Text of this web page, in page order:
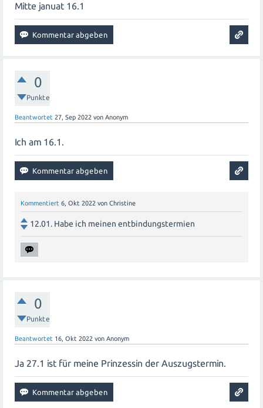
Mitte januat 16.1
0
Punkte
Beantwortet 27, Sep 2022 von Anonym
Ich am 16.1.
Kommentiert 6, Okt 2022 von Christine
12.01. Habe ich meinen entbindungstermien
0
Punkte
Beantwortet 16, Okt 2022 von Anonym
Ja 27.1 ist für meine Prinzessin der Auszugstermin.